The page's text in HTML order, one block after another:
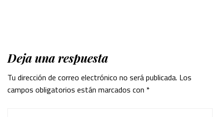
Deja una respuesta
Tu dirección de correo electrónico no será publicada. Los
campos obligatorios están marcados con *